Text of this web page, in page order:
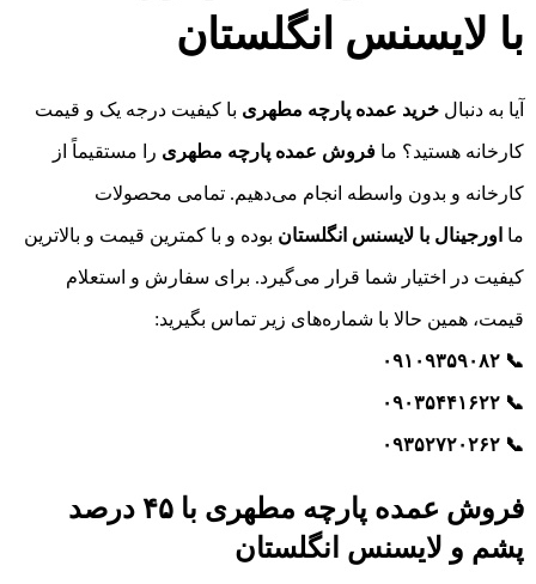
با لایسنس انگلستان
آیا به دنبال خرید عمده پارچه مطهری با کیفیت درجه یک و قیمت
کارخانه هستید؟ ما فروش عمده پارچه مطهری را مستقیماً از
کارخانه و بدون واسطه انجام می‌دهیم. تمامی محصولات
ما اورجینال با لایسنس انگلستان بوده و با کمترین قیمت و بالاترین
کیفیت در اختیار شما قرار می‌گیرد. برای سفارش و استعلام
قیمت، همین حالا با شماره‌های زیر تماس بگیرید:
📞 ۰۹۱۰۹۳۵۹۰۸۲
📞 ۰۹۰۳۵۴۴۱۶۲۲
📞 ۰۹۳۵۲۷۲۰۲۶۲
فروش عمده پارچه مطهری با ۴۵ درصد
پشم و لایسنس انگلستان